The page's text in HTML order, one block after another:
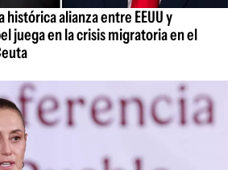
histórica alianza entre EEUU y
juega en la crisis migratoria en el